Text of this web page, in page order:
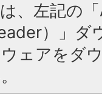
、左記の
）」ダ
ェアをダ